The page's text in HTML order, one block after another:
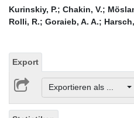
Kurinskiy, P.; Chakin, V.;
Rolli, R.; Goraieb, A. A.;
Export
Exportieren als ...